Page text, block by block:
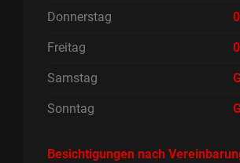
Donnerstag
Freitag
Samstag
Sonntag
Besichtigungen nach